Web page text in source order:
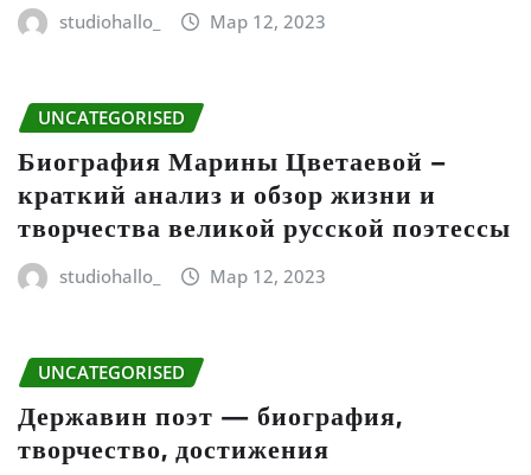
studiohallo_ Мар 12, 2023
UNCATEGORISED
Биография Марины Цветаевой –
краткий анализ и обзор жизни и
творчества великой русской поэтессы
studiohallo_ Мар 12, 2023
UNCATEGORISED
Державин поэт — биография,
творчество, достижения